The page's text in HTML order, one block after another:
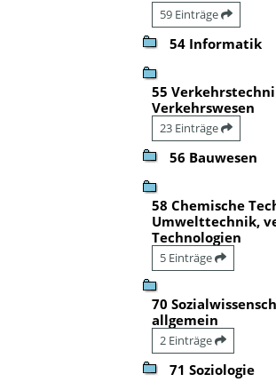
59 Einträge
54 Informatik
55
Verkehrswesen
23 Einträge
56 Bauwesen
58 Chemische
Umwelttechnik,
Technologien
5 Einträge
70
allgemein
2 Einträge
71 Soziologie